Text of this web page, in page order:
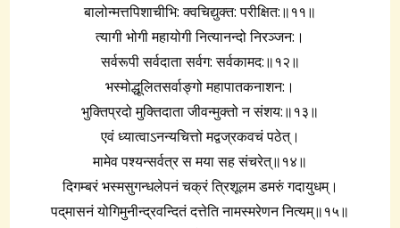
बालोन्मत्तपिशाचीभि: क्वचिद्युक्त: परीक्षित:॥११॥
त्यागी भोगी महायोगी नित्यानन्दो निरञ्जन:।
सर्वरूपी सर्वदाता सर्वग: सर्वकामद:॥१२॥
भस्मोद्धूलितसर्वाङ्गो महापातकनाशन:।
भुक्तिप्रदो मुक्तिदाता जीवन्मुक्तो न संशय:॥१३॥
एवं ध्यात्वाऽनन्यचित्तो मद्वज्रकवचं पठेत्।
मामेव पश्यन्सर्वत्र स मया सह संचरेत्॥१४॥
दिगम्बरं भस्मसुगन्धलेपनं चक्रं त्रिशूलम डमरुं गदायुधम्।
पद्‌मासनं योगिमुनीन्द्रवन्दितं दत्तेति नामस्मरेणन नित्यम्॥१५॥